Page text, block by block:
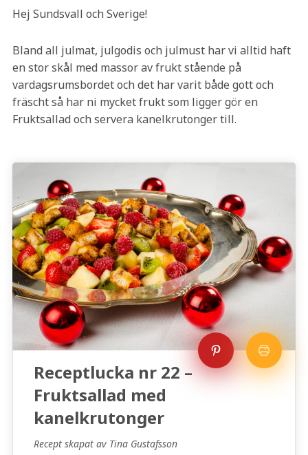
Hej Sundsvall och Sverige!
Bland all julmat, julgodis och julmust har vi alltid haft
en stor skål med massor av frukt stående på
vardagsrumsbordet och det har varit både gott och
fräscht så har ni mycket frukt som ligger gör en
Fruktsallad och servera kanelkrutonger till.
Receptlucka nr 22 –
Fruktsallad med
kanelkrutonger
Recept skapat av Tina Gustafsson